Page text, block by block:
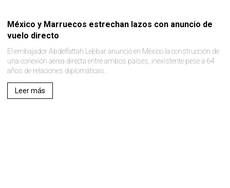
México y Marruecos estrechan lazos con anuncio de
vuelo directo
El embajador Abdelfattah Lebbar anunció en México la construcción de
una conexión aérea directa entre ambos países, inexistente pese a 64
años de relaciones diplomáticas..
Leer más